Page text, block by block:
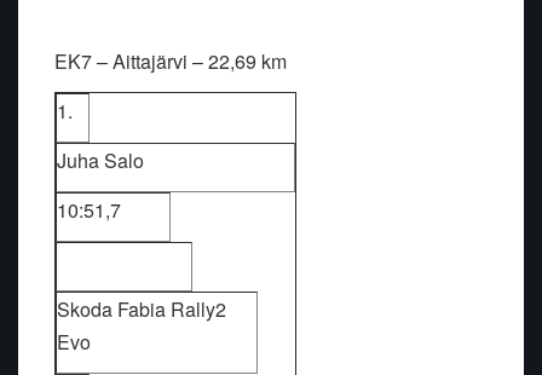
EK7 – Aittajärvi – 22,69 km
1.
Juha Salo
10:51,7
Skoda Fabia Rally2
Evo